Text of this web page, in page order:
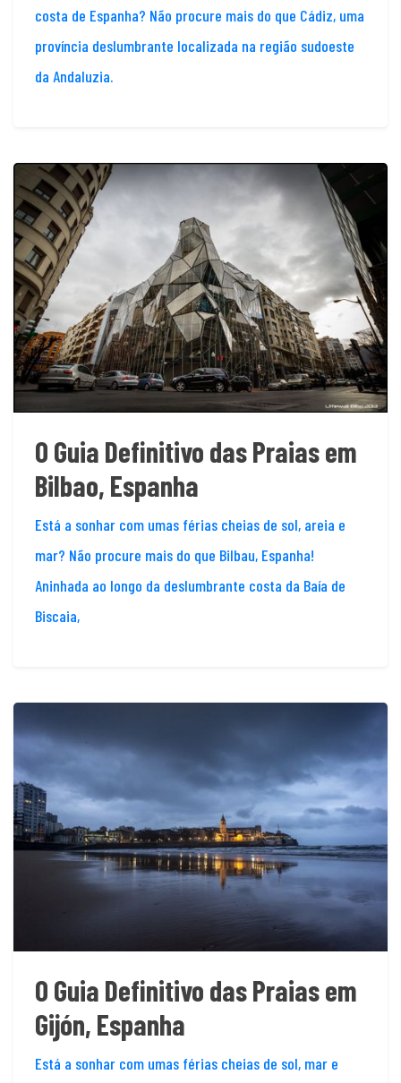
costa de Espanha? Não procure mais do que Cádiz, uma
província deslumbrante localizada na região sudoeste
da Andaluzia.
O Guia Definitivo das Praias em
Bilbao, Espanha
Está a sonhar com umas férias cheias de sol, areia e
mar? Não procure mais do que Bilbau, Espanha!
Aninhada ao longo da deslumbrante costa da Baía de
Biscaia,
O Guia Definitivo das Praias em
Gijón, Espanha
Está a sonhar com umas férias cheias de sol, mar e